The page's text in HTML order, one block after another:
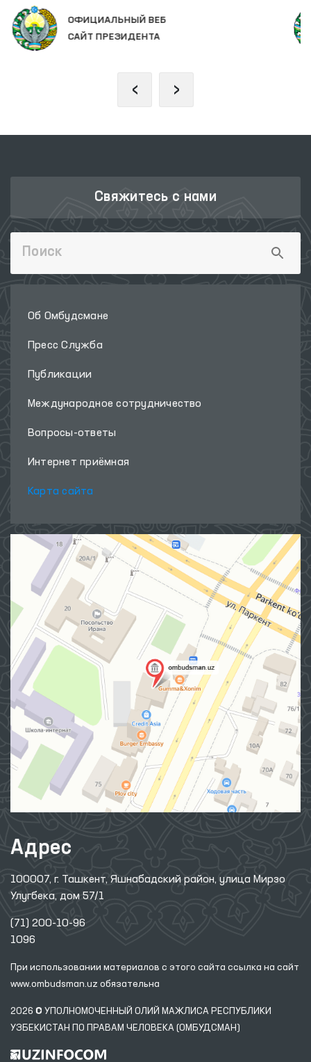
ЗАКОНОДАТЕЛЬНАЯ ПАЛАТА
ОЛИЙ МАЖЛИСА
‹ ›
Свяжитесь с нами
Об Омбудсмане
Пресс Служба
Публикации
Международное сотрудничество
Вопросы-ответы
Интернет приёмная
Карта сайта
Адрес
100007, г. Ташкент, Яшнабадский район, улица Мирзо
Улугбека, дом 57/1
(71) 200-10-96
1096
При использовании материалов с этого сайта ссылка на сайт
www.ombudsman.uz обязательна
2026 © УПОЛНОМОЧЕННЫЙ ОЛИЙ МАЖЛИСА РЕСПУБЛИКИ
УЗБЕКИСТАН ПО ПРАВАМ ЧЕЛОВЕКА (ОМБУДСМАН)